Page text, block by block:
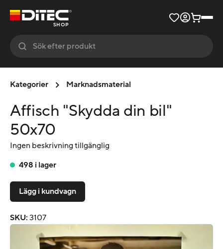
SHOP
Kategorier Marknadsmaterial
Affisch "Skydda din bil"
50x70
Ingen beskrivning tillgänglig
498 i lager
Lägg i kundvagn
SKU: 3107